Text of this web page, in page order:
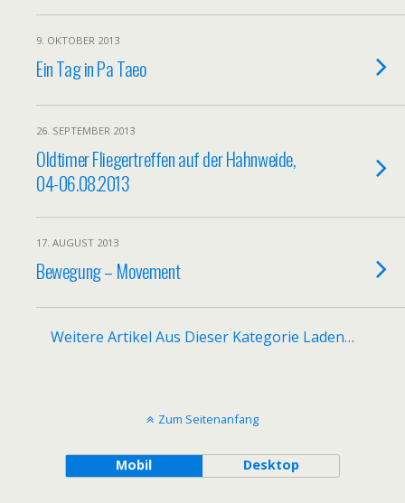
9. OKTOBER 2013
Ein Tag in Pa Taeo
26. SEPTEMBER 2013
Oldtimer Fliegertreffen auf der Hahnweide,
04-06.08.2013
17. AUGUST 2013
Bewegung – Movement
Weitere Artikel Aus Dieser Kategorie Laden…
Zum Seitenanfang
Mobil Desktop